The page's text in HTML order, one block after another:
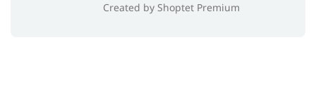
Created by Shoptet Premium